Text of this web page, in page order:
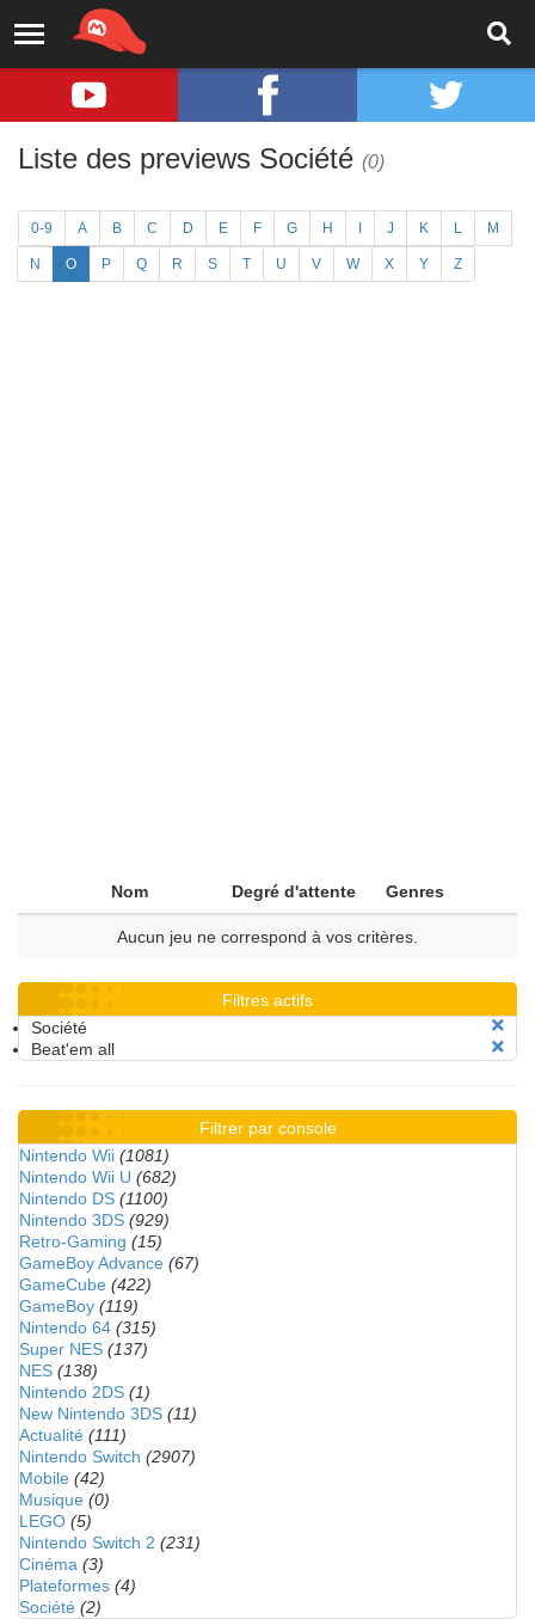
Liste des previews Société (0)
0-9 A B C D E F G H J K L M
N O P Q R S T U V W X Y Z
Nom Degré d'attente Genres
Aucun jeu ne correspond à vos critères.
Filtres actifs
Société
Beat'em all
Filtrer par console
Nintendo Wii (1081)
Nintendo Wii U (682)
Nintendo DS (1100)
Nintendo 3DS (929)
Retro-Gaming (15)
GameBoy Advance (67)
GameCube (422)
GameBoy (119)
Nintendo 64 (315)
Super NES (137)
NES (138)
Nintendo 2DS (1)
New Nintendo 3DS (11)
Actualité (111)
Nintendo Switch (2907)
Mobile (42)
Musique (0)
LEGO (5)
Nintendo Switch 2 (231)
Cinéma (3)
Plateformes (4)
Société (2)